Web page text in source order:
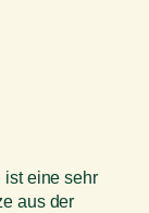
ist eine sehr
aus der